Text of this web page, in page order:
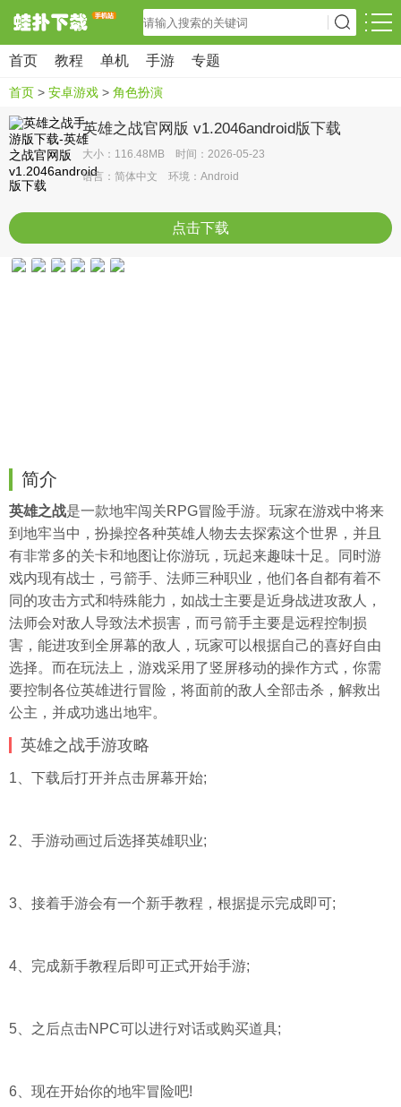
首页 教程 单机 手游 专题
首页 > 安卓游戏 > 角色扮演
英雄之战官网版 v1.2046android版下载
大小：116.48MB 时间：2026-05-23
语言：简体中文 环境：Android
点击下载
简介
英雄之战是一款地牢闯关RPG冒险手游。玩家在游戏中将来
到地牢当中，扮操控各种英雄人物去去探索这个世界，并且
有非常多的关卡和地图让你游玩，玩起来趣味十足。同时游
戏内现有战士，弓箭手、法师三种职业，他们各自都有着不
同的攻击方式和特殊能力，如战士主要是近身战进攻敌人，
法师会对敌人导致法术损害，而弓箭手主要是远程控制损
害，能进攻到全屏幕的敌人，玩家可以根据自己的喜好自由
选择。而在玩法上，游戏采用了竖屏移动的操作方式，你需
要控制各位英雄进行冒险，将面前的敌人全部击杀，解救出
公主，并成功逃出地牢。
英雄之战手游攻略
1、下载后打开并点击屏幕开始;
2、手游动画过后选择英雄职业;
3、接着手游会有一个新手教程，根据提示完成即可;
4、完成新手教程后即可正式开始手游;
5、之后点击NPC可以进行对话或购买道具;
6、现在开始你的地牢冒险吧!